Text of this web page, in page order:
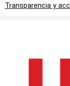
Transparencia y